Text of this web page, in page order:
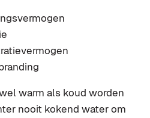
warm als koud worden
nooit kokend water om